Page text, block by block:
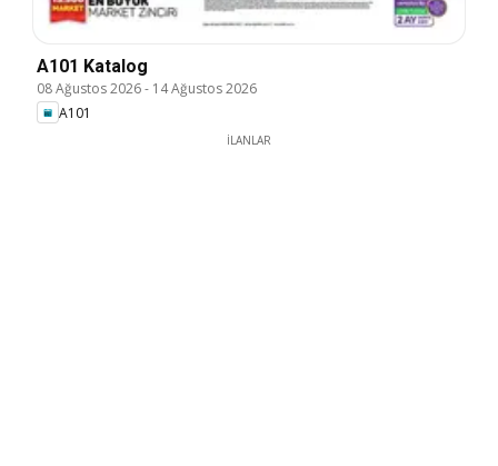
A101 Katalog
08 Ağustos 2026- 14 Ağustos 2026
A101
İLANLAR